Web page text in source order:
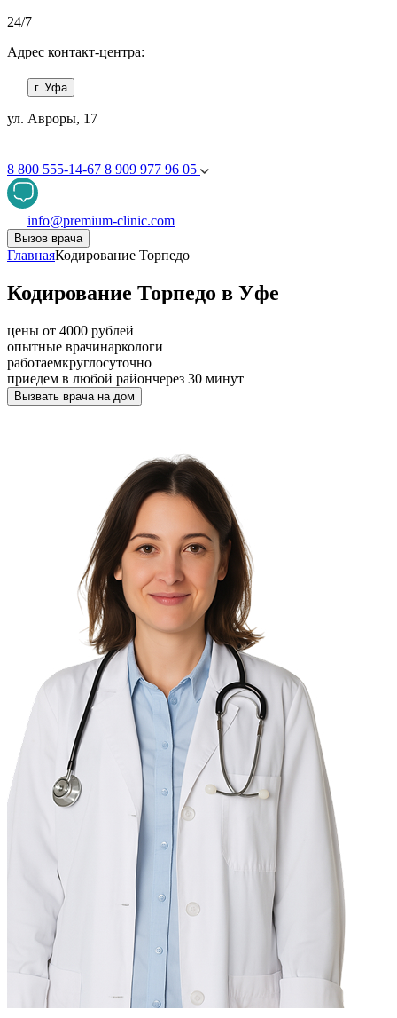
24/7
Адрес контакт-центра:
г. Уфа
ул. Авроры, 17
8 800 555-14-67 8 909 977 96 05
info@premium-clinic.com
Вызов врача
ГлавнаяКодирование Торпедо
Кодирование Торпедо в Уфе
цены от 4000 рублей
опытные врачинаркологи
работаемкруглосуточно
приедем в любой райончерез 30 минут
Вызвать врача на дом